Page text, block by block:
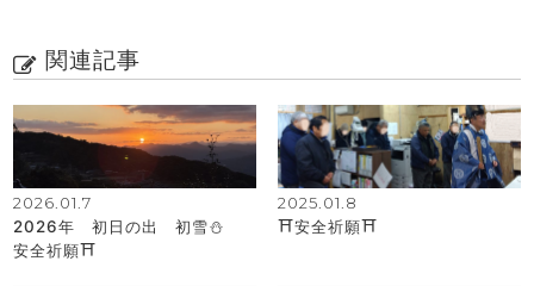
関連記事
2026.01.7
2026年 初日の出 初雪⛄
安全祈願⛩
2025.01.8
⛩安全祈願⛩